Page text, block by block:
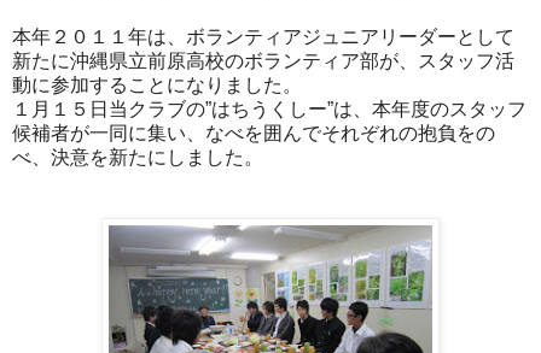
本年２０１１年は、ボランティアジュニアリーダーとして
新たに沖縄県立前原高校のボランティア部が、スタッフ活
動に参加することになりました。
１月１５日当クラブの”はちうくしー”は、本年度のスタッフ
候補者が一同に集い、なべを囲んでそれぞれの抱負をの
べ、決意を新たにしました。